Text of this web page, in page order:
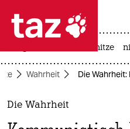
 taz
taz zahl
themen
hitze
Wahrheit Die
Die Wahrheit